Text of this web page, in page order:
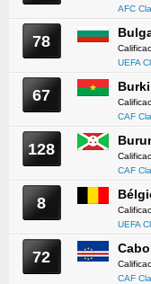
AFC
78
UEFA
67
CAF
128
CAF
8
UEFA
72
CAF